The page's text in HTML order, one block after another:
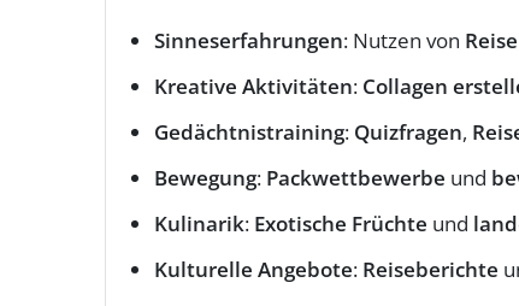
Sinneserfahrungen: Nutzen von
Kreative Aktivitäten: Collagen
Gedächtnistraining: Quizfragen,
Bewegung: Packwettbewerbe und
Kulinarik: Exotische Früchte und
Kulturelle Angebote: Reiseberichte